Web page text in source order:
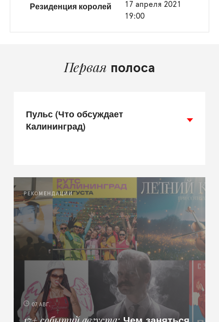
Резиденция королей
17 апреля 2021
19:00
Первая полоса
РЕКОМЕНДАЦИИ
07 АВГ.
Пульс (Что обсуждает
Калининград)